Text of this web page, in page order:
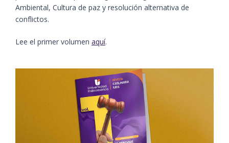
Ambiental, Cultura de paz y resolución alternativa de
conflictos.
Lee el primer volumen aquí.